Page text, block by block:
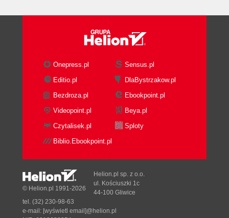
Onepress.pl
Sensus.pl
Editio.pl
DlaBystrzakow.pl
Bezdroza.pl
Ebookpoint.pl
Videopoint.pl
Beya.pl
Czytalisek.pl
Sploty
Biblio.Ebookpoint.pl
© Helion.pl 1991-2026
Helion.pl sp. z o.o.
ul. Kościuszki 1c
44-100 Gliwice
tel. (32) 230-98-63
e-mail: [wyświetl email]@helion.pl